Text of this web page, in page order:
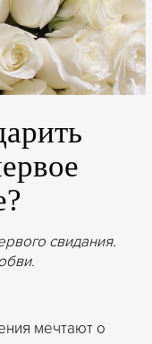
свидания.
мечтают о